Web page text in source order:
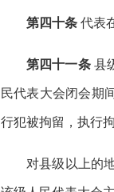
第四十条 代表
第四十一条县
民代表大会闭会期
行犯被拘留，执行
对县级以上的